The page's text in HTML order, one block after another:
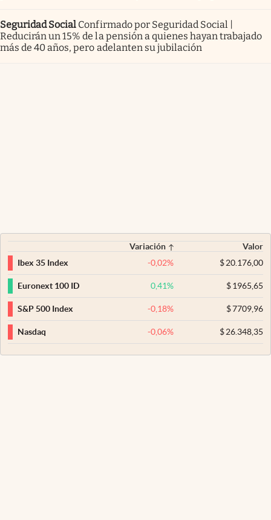
Seguridad Social Confirmado por Seguridad Social |
Reducirán un 15% de la pensión a quienes hayan trabajado
más de 40 años, pero adelanten su jubilación
Variación
Valor
Ibex 35 Index
-0,02% $20.176,00
Euronext 100 ID 0,41% $1965,65
S&P 500 Index -0,18% $7709,96
Nasdaq -0,06% $26.348,35